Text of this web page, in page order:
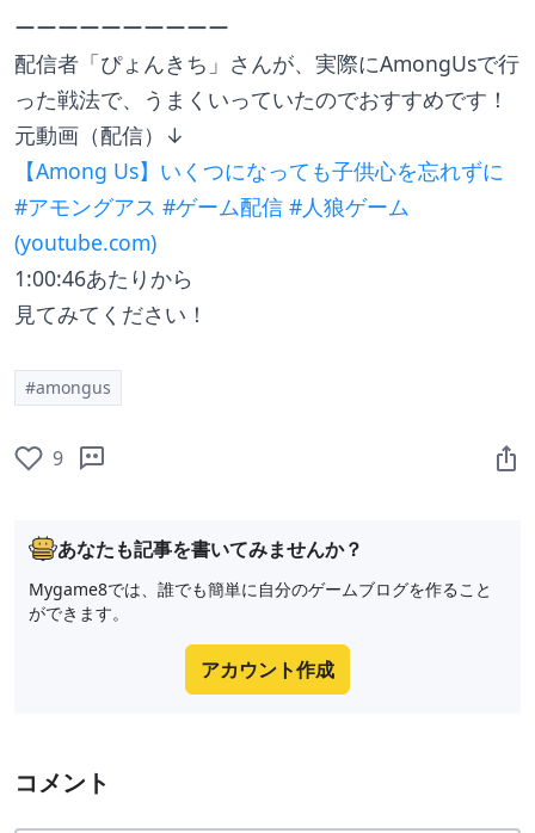
ーーーーーーーーーー
配信者「ぴょんきち」さんが、実際にAmongUsで行
った戦法で、うまくいっていたのでおすすめです！
元動画（配信）↓
【Among Us】いくつになっても子供心を忘れずに
#アモングアス #ゲーム配信 #人狼ゲーム
(youtube.com)
1:00:46あたりから
見てみてください！
#amongus
9
あなたも記事を書いてみませんか？
Mygame8では、誰でも簡単に自分のゲームブログを作ること
ができます。
アカウント作成
コメント